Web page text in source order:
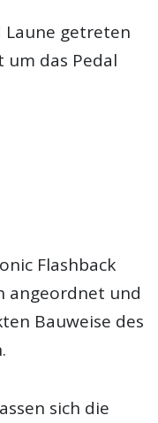
Laune getreten
um das Pedal
Flashback
angeordnet und
Bauweise des
sich die